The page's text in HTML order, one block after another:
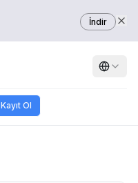
İndir
Kayıt Ol